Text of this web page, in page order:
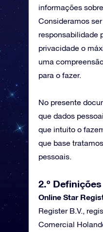
informações
Consideramos
responsabilidade
privacidade o
uma
para o fazer.
No presente
que dados
que intuito o
que base
pessoais.
2.º Definições
Online Star
Register B.V.,
Comercial